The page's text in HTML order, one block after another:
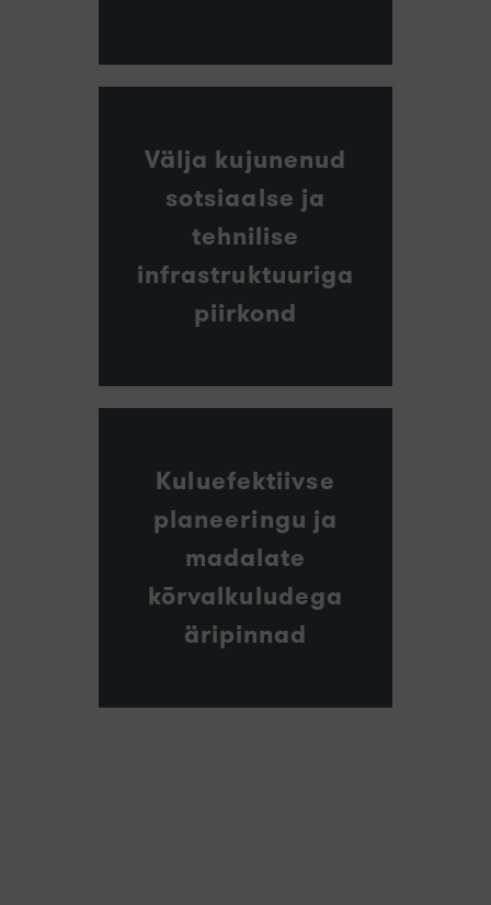
Välja kujunenud
sotsiaalse ja
tehnilise
infrastruktuuriga
piirkond
Kuluefektiivse
planeeringu ja
madalate
kõrvalkuludega
äripinnad